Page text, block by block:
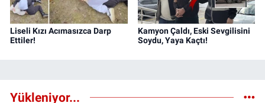
Liseli Kızı Acımasızca Darp
Ettiler!
Kamyon Çaldı, Eski Sevgilisini
Soydu, Yaya Kaçtı!
Yükleniyor...